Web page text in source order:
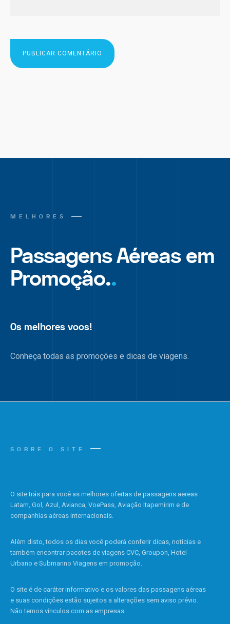
MELHORES
Passagens Aéreas em
Promoção..
Os melhores voos!
Conheça todas as promoções e dicas de viagens.
SOBRE O SITE
O site trás para você as melhores ofertas de passagens aereas
Latam, Gol, Azul, Avianca, VoePass, Aviação Itapemirim e de
companhias aéreas internacionais.
Além disto, todos os dias você poderá conferir dicas, notícias e
também encontrar pacotes de viagens CVC, Groupon, Hotel
Urbano e Submarino Viagens em promoção.
O site é de caráter informativo e os valores das passagens aéreas
e suas condições estão sujeitos a alterações sem aviso prévio.
Não temos vínculos com as empresas.